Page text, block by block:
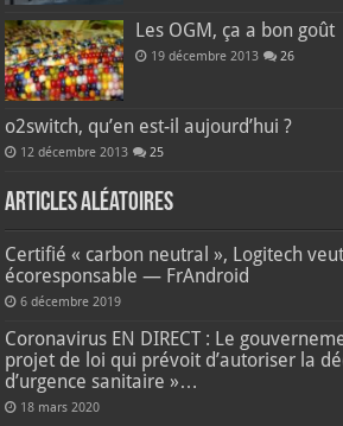
Les OGM, ça a bon goût
19 décembre 2013 26
o2switch, qu’en est-il aujourd’hui ?
12 décembre 2013 25
Articles aléatoires
Certifié « carbon neutral », Logitech
écoresponsable — FrAndroid
6 décembre 2019
Coronavirus EN DIRECT : Le
projet de loi qui prévoit d’autoriser la
d’urgence sanitaire »…
18 mars 2020